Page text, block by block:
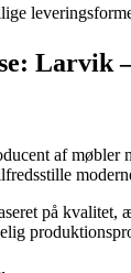
Larvik
af møbler
på